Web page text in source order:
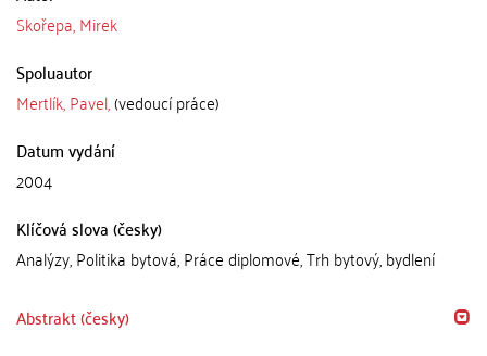
Skořepa, Mirek
Spoluautor
Mertlík, Pavel,(vedoucí práce)
Datum vydání
2004
Klíčová slova (česky)
Analýzy, Politika bytová, Práce diplomové, Trh bytový, bydlení
Abstrakt (česky)